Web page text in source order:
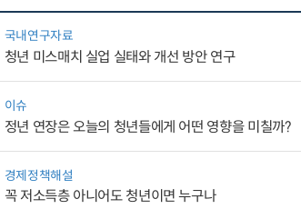
국내연구자료
청년 미스매치 실업 실태와 개선 방안 연구
이슈
정년 연장은 오늘의 청년들에게 어떤 영향을 미칠까?
경제정책해설
꼭 저소득층 아니어도 청년이면 누구나